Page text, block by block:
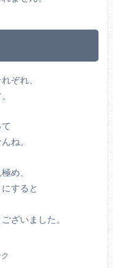
ぞれ、
ね。
め、
すると
ざいました。